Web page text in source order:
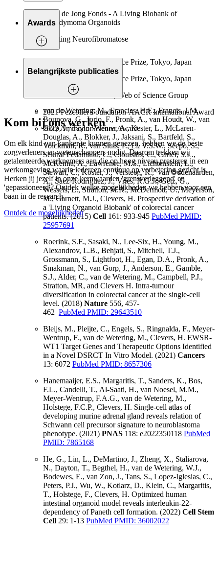
Daan de Jong Fonds - A Living Biobank of
Ependymoma Organoids
Stichting Neurofibromatose
Awards
2019 Keio Medical Science Prize, Tokyo, Japan
2019 Keio Medical Science Prize, Tokyo, Japan
2019 Citation Laureate, Web of Science Group
2021 Pezcoller Foundation-AACR International Award
2022 Ammodo Science Award
Belangrijkste publicaties
van de Wetering, M., Francies, H.E., Francis, J.M.,
Bounova, G., Iorio, F., Pronk, A., van Houdt, W., van
Gorp, J., Taylor-Weiner, A., Kester, L., McLaren-
Douglas, A., Blokker, J., Jaksani, S., Bartfeld, S.,
Volckman, R., van Sluis, P., Li, V.S.W., Seepo, S.,
Sekhar Pedamallu, C., Cibulskis, C., Carter, S.L.,
McKenna, A., Lawrence, M.S., Lichtenstein, L.,
Stewart, C., Koster, J., Versteeg, R., van Oudenaarden,
A., Saez-Rodriguez, J., Vries, R.G.J., Getz, G.,
Wessels, L., Stratton, M.R., McDermott, U., Meyerson,
M., Garnett, M.J., Clevers, H. Prospective derivation of
a 'Living Organoid Biobank' of colorectal cancer
patients. (2015) Cell 161: 933-945 PubMed PMID:
25957691
Roerink, S.F., Sasaki, N., Lee-Six, H., Young, M.,
Alexandrov, L.B., Behjati, S., Mitchell, T.J.,
Grossmann, S., Lightfoot, H., Egan, D.A., Pronk, A.,
Smakman, N., van Gorp, J., Anderson, E., Gamble,
S.J., Alder, C., van de Wetering, M., Campbell, P.J.,
Stratton, MR, and Clevers H. Intra-tumour
diversification in colorectal cancer at the single-cell
level. (2018) Nature 556, 457-
462 PubMed PMID: 29643510
Bleijs, M., Pleijte, C., Engels, S., Ringnalda, F., Meyer-
Wentrup, F., van de Wetering, M., Clevers, H. EWSR-
WT1 Target Genes and Therapeutic Options Identified
in a Novel DSRCT In Vitro Model. (2021) Cancers
13: 6072 PubMed PMID: 8657306
Hanemaaijer, E.S., Margaritis, T., Sanders, K., Bos,
F.L., Candelli, T., Al-Saati, H., van Noesel, M.M.,
Meyer-Wentrup, F.A.G., van de Wetering, M.,
Holstege, F.C.P., Clevers, H. Single-cell atlas of
developing murine adrenal gland reveals relation of
Schwann cell precursor signature to neuroblastoma
phenotype. (2021) PNAS 118: e2022350118 PubMed
PMID: 7865168
He, G., Lin, L., DeMartino, J., Zheng, X., Staliarova,
N., Dayton, T., Begthel, H., van de Wetering, W.J.,
Bodewes, E., van Zon, J., Tans, S., Lopez-Iglesias, C.,
Peters, P.J., Wu, W., Kotlarz, D., Klein, C., Margaritis,
T., Holstege, F., Clevers, H. Optimized human
intestinal organoid model reveals interleukin-22-
dependency of Paneth cell formation. (2022) Cell Stem
Cell 29: 1-13 PubMed PMID: 36002022
Kom bij ons werken
Om elk kind van kanker te kunnen genezen, hebben we de beste
zorgverleners en wetenschappers nodig. Daarom trekken wij
getalenteerde werknemers aan die op hoog niveau presteren in een
werkomgeving waarin iedereen continue op verbetering gericht is.
Herken jij jezelf in onze kernwaarden 'grensverleggend' en
'gepassioneerd'? Ontdek welke mogelijkheden we hebben voor een
baan in de research.
Ontdek de mogelijkheden